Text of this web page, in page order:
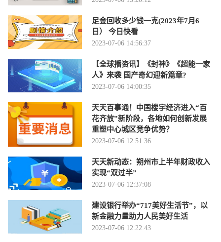
足金回收多少钱一克(2023年7月6
日） 今日快看
2023-07-06 14:56:37
【全球播资讯】《封神》《超能一家
人》来袭 国产奇幻迎新篇章?
2023-07-06 14:00:35
天天百事通！中国楼宇经济进入“百
花齐放”新阶段，各地如何创新发展
重塑中心城区竞争优势？
2023-07-06 12:51:36
天天新动态：朔州市上半年财政收入
实现“双过半”
2023-07-06 12:37:08
建设银行举办“717美好生活节”，以
新金融力量助力人民美好生活
2023-07-06 12:22:43